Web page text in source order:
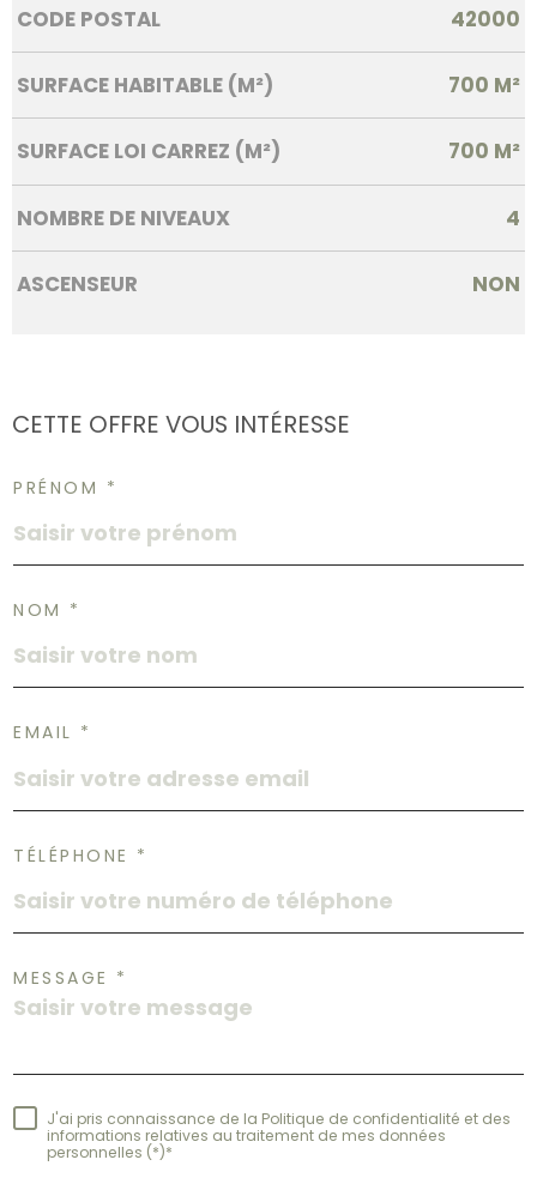
Caractérisque Valeurs
CODE POSTAL 42000
SURFACE HABITABLE (M²) 700 M²
SURFACE LOI CARREZ (M²) 700 M²
NOMBRE DE NIVEAUX 4
ASCENSEUR NON
CETTE OFFRE VOUS INTÉRESSE
PRÉNOM *
NOM *
EMAIL *
TÉLÉPHONE *
MESSAGE *
J'ai pris connaissance de la Politique de confidentialité et des
informations relatives au traitement de mes données
personnelles (*)*